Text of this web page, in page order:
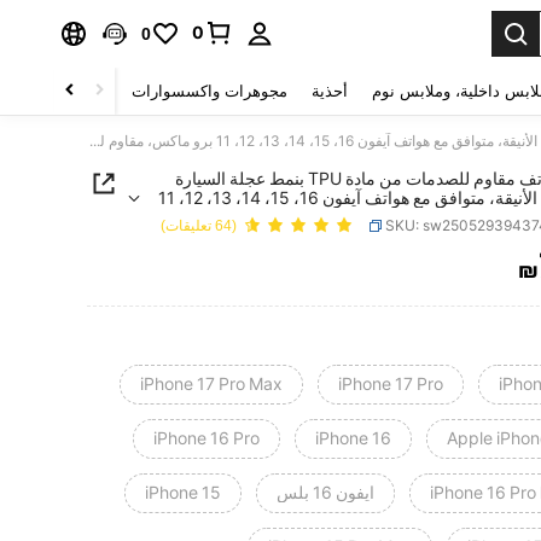
0
0
داخلية، وملابس نوم أحذية مجوهرات واكسسوارات الصحة & الجمال
غطاء هاتف مقاوم للصدمات من مادة TPU بنمط عجلة السيارة السوداء الأنيقة، متوافق مع هواتف آيفون 16، 15، 14، 13، 12، 11 برو ماكس، مقاوم للماء ومقاوم للخدش، الإصدار الدولي وليس الإصدار المحلي
غطاء هاتف مقاوم للصدمات من مادة TPU بنمط عجلة السيارة
السوداء الأنيقة، متوافق مع هواتف آيفون 16، 15، 14، 13، 12، 11
مقاوم للماء ومقاوم للخدش، الإصدار الدولي وليس
المحلي
SKU: (64 تعليقات)
PRICE AND ₪
iPhone 17 Pro
iPhone 17 Pro Max
Apple
iPhone 16
iPhone 16 Pro
iPhone 16 Pro ايفون 16 بلس iPhone 15